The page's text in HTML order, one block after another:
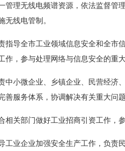
理无线电频谱资源，依法监督管理
无线电管制。
导全市工业领域信息安全和全市信
作，参与处理网络与信息安全的重
小微企业、乡镇企业、民营经济、
善服务体系，协调解决有关重大问
关部门做好工业招商引资工作，参
业企业加强安全生产工作，负责民